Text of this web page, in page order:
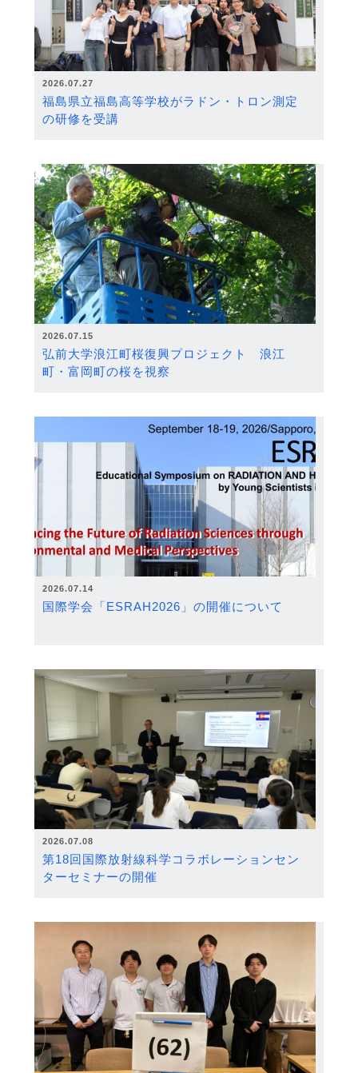
2026.07.27
福島県立福島高等学校がラドン・トロン測定
の研修を受講
2026.07.15
弘前大学浪江町桜復興プロジェクト 浪江
町・富岡町の桜を視察
2026.07.14
国際学会「ESRAH2026」の開催について
2026.07.08
第18回国際放射線科学コラボレーションセン
ターセミナーの開催